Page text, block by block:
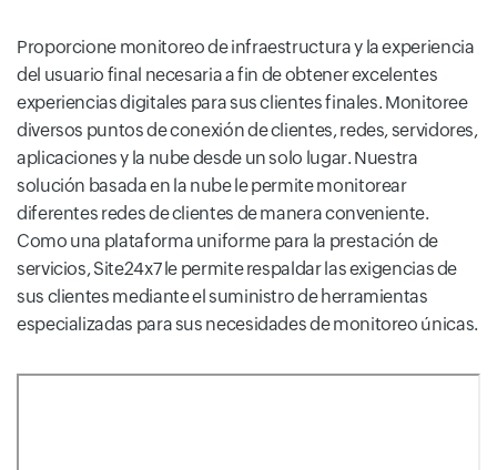
Proporcione monitoreo de infraestructura y la experiencia
del usuario final necesaria a fin de obtener excelentes
experiencias digitales para sus clientes finales. Monitoree
diversos puntos de conexión de clientes, redes, servidores,
aplicaciones y la nube desde un solo lugar. Nuestra
solución basada en la nube le permite monitorear
diferentes redes de clientes de manera conveniente.
Como una plataforma uniforme para la prestación de
servicios, Site24x7 le permite respaldar las exigencias de
sus clientes mediante el suministro de herramientas
especializadas para sus necesidades de monitoreo únicas.